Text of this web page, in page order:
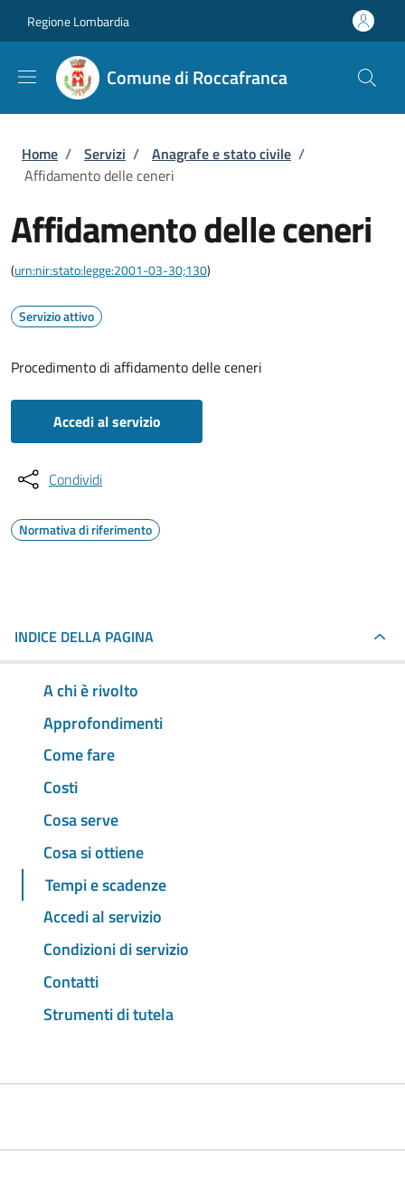
Regione Lombardia
Comune di Roccafranca
Briciole di pane
Home / Servizi / Anagrafe e stato civile /
Affidamento delle ceneri
Affidamento delle ceneri
(urn:nir:stato:legge:2001-03-30;130)
Servizio attivo
Procedimento di affidamento delle ceneri
Accedi al servizio
Condividi
Normativa di riferimento
INDICE DELLA PAGINA
A chi è rivolto
Approfondimenti
Come fare
Costi
Cosa serve
Cosa si ottiene
Tempi e scadenze
Accedi al servizio
Condizioni di servizio
Contatti
Strumenti di tutela